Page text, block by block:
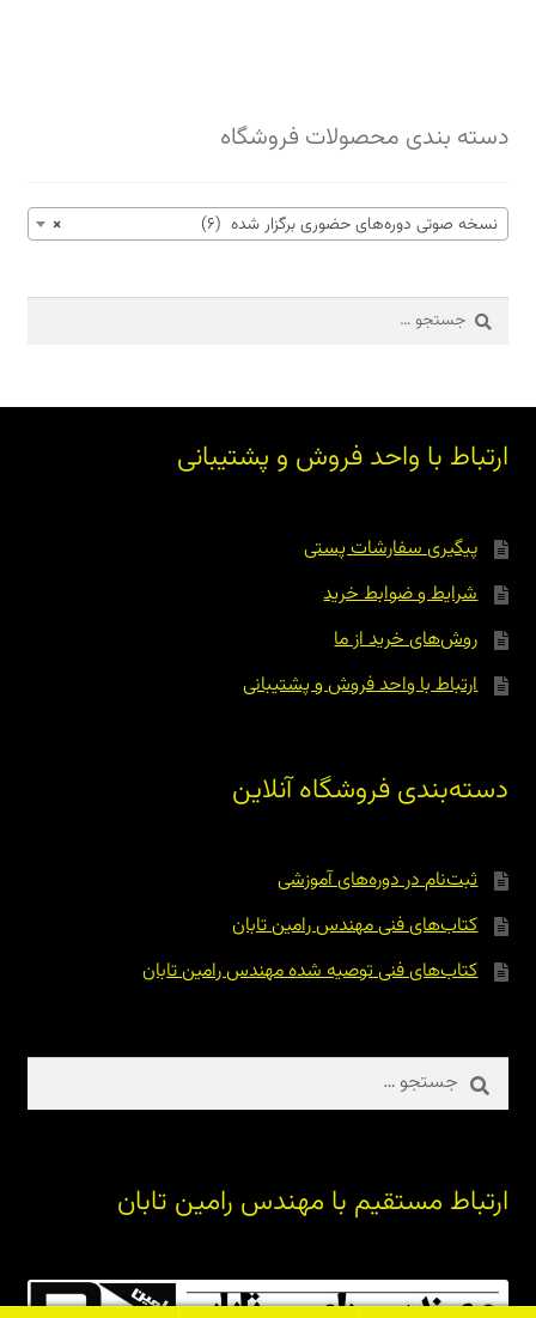
دسته بندی محصولات فروشگاه
× نسخه صوتی دوره‌های حضوری برگزار شده (6)
جستجو
برای:
ارتباط با واحد فروش و پشتیبانی
پیگیری سفارشات پستی
شرایط و ضوابط خرید
روش‌های خرید از ما
ارتباط با واحد فروش و پشتیبانی
دسته‌بندی فروشگاه آنلاین
ثبت‌نام در دوره‌های آموزشی
کتاب‌های فنی مهندس رامین تابان
کتاب‌های فنی توصیه شده مهندس رامین تابان
جستجو
برای:
ارتباط مستقیم با مهندس رامین تابان